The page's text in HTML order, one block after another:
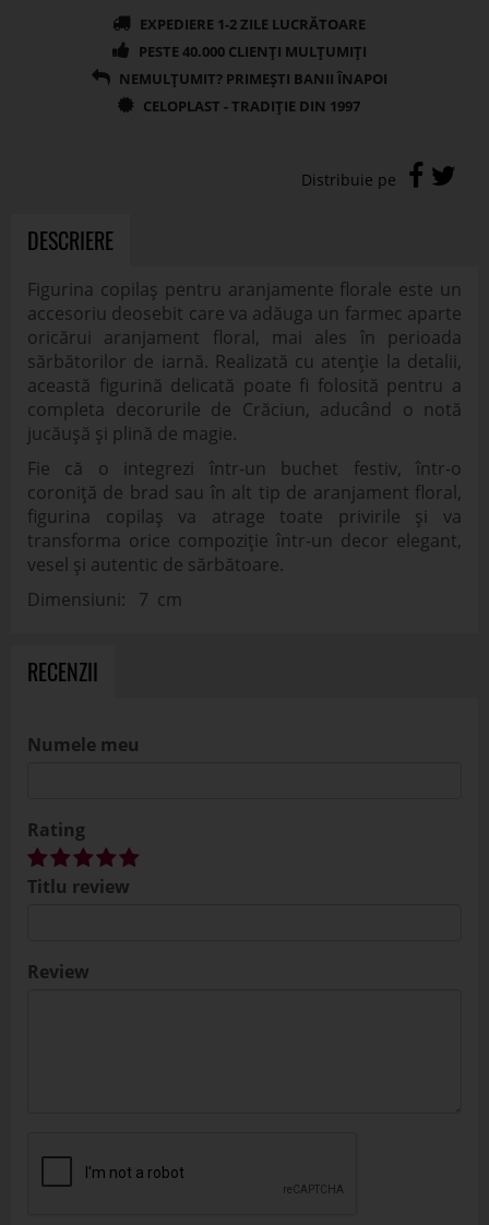
DESCRIERE
Figurina copilaș pentru aranjamente florale este un
accesoriu deosebit care va adăuga un farmec aparte
oricărui aranjament floral, mai ales în perioada
sărbătorilor de iarnă. Realizată cu atenție la detalii,
această figurină delicată poate fi folosită pentru a
completa decorurile de Crăciun, aducând o notă
jucăușă și plină de magie.
Fie că o integrezi într-un buchet festiv, într-o
coroniță de brad sau în alt tip de aranjament floral,
figurina copilaș va atrage toate privirile și va
transforma orice compoziție într-un decor elegant,
vesel și autentic de sărbătoare.
Dimensiuni: 7 cm
RECENZII
Numele meu
Rating
Titlu review
Review